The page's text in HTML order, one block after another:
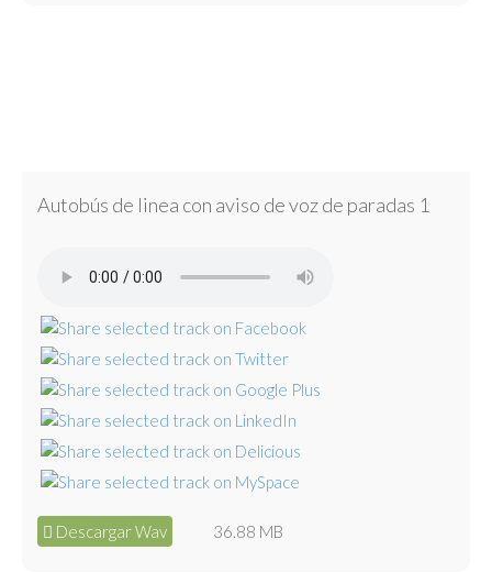
Autobús de linea con aviso de voz de paradas 1
Descargar Wav 36.88 MB